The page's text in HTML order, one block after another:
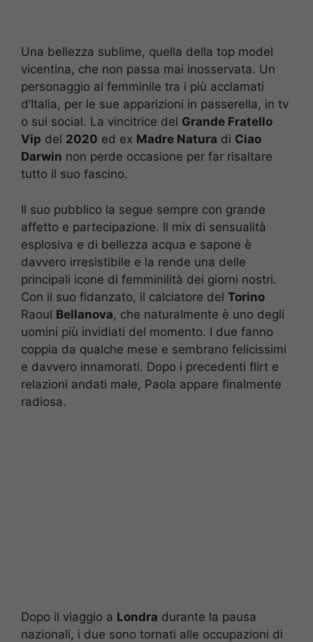
Una bellezza sublime, quella della top model
vicentina, che non passa mai inosservata. Un
personaggio al femminile tra i più acclamati
d’Italia, per le sue apparizioni in passerella, in tv
o sui social. La vincitrice del Grande Fratello
Vip del 2020 ed ex Madre Natura di Ciao
Darwin non perde occasione per far risaltare
tutto il suo fascino.
Il suo pubblico la segue sempre con grande
affetto e partecipazione. Il mix di sensualità
esplosiva e di bellezza acqua e sapone è
davvero irresistibile e la rende una delle
principali icone di femminilità dei giorni nostri.
Con il suo fidanzato, il calciatore del Torino
Raoul Bellanova, che naturalmente è uno degli
uomini più invidiati del momento. I due fanno
coppia da qualche mese e sembrano felicissimi
e davvero innamorati. Dopo i precedenti flirt e
relazioni andati male, Paola appare finalmente
radiosa.
Dopo il viaggio a Londra durante la pausa
nazionali, i due sono tornati alle occupazioni di